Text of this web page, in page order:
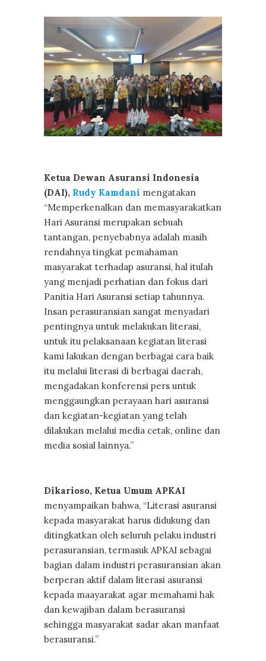
Ketua Dewan Asuransi Indonesia
(DAI), Rudy Kamdani mengatakan
“Memperkenalkan dan memasyarakatkan
Hari Asuransi merupakan sebuah
tantangan, penyebabnya adalah masih
rendahnya tingkat pemahaman
masyarakat terhadap asuransi, hal itulah
yang menjadi perhatian dan fokus dari
Panitia Hari Asuransi setiap tahunnya.
Insan perasuransian sangat menyadari
pentingnya untuk melakukan literasi,
untuk itu pelaksanaan kegiatan literasi
kami lakukan dengan berbagai cara baik
itu melalui literasi di berbagai daerah,
mengadakan konferensi pers untuk
menggaungkan perayaan hari asuransi
dan kegiatan-kegiatan yang telah
dilakukan melalui media cetak, online dan
media sosial lainnya.”
Dikarioso, Ketua Umum APKAI
menyampaikan bahwa, “Literasi asuransi
kepada masyarakat harus didukung dan
ditingkatkan oleh seluruh pelaku industri
perasuransian, termasuk APKAI sebagai
bagian dalam industri perasuransian akan
berperan aktif dalam literasi asuransi
kepada maayarakat agar memahami hak
dan kewajiban dalam berasuransi
sehingga masyarakat sadar akan manfaat
berasuransi.”